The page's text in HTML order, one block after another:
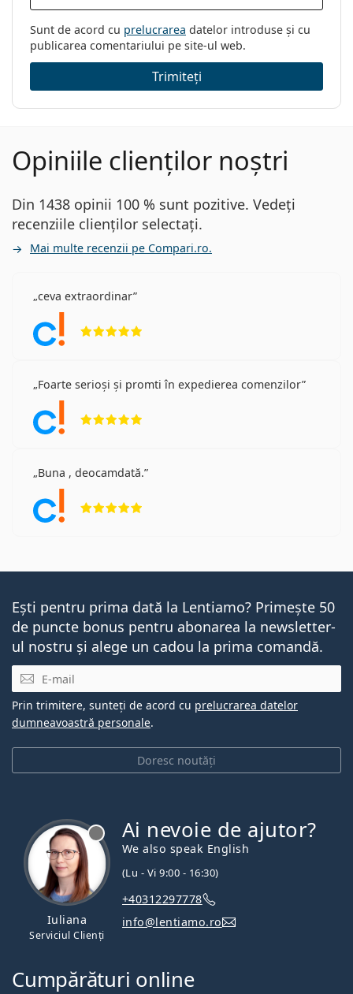
Sunt de acord cu prelucrarea datelor introduse și cu
publicarea comentariului pe site-ul web.
Trimiteți
Opiniile clienților noștri
Din 1438 opinii 100 % sunt pozitive. Vedeți
recenziile clienților selectați.
Mai multe recenzii pe Compari.ro.
ceva extraordinar
Foarte serioși și promti în expedierea comenzilor
Buna , deocamdată.
Ești pentru prima dată la Lentiamo? Primește 50
de puncte bonus pentru abonarea la newsletter-
ul nostru și alege un cadou la prima comandă.
E-mail
Doresc noutăți
Prin trimitere, sunteți de acord cu prelucrarea datelor
dumneavoastră personale.
Iuliana
Serviciul Clienți
Ai nevoie de ajutor?
We also speak English
(Lu - Vi 9:00 - 16:30)
+40312297778
info@lentiamo.ro
Cumpărături online